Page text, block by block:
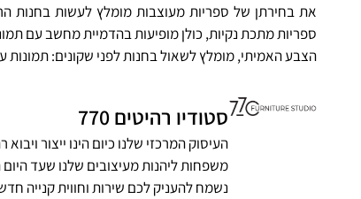
את בחירתן של ספריות מעוצבות מומלץ לעשות בחנות
ספריות מתכת נקיות, כולן מופיעות בהדמיית מחשב עם
הצבע האמיתי, מומלץ לשאול בחנות לפני שקונים: תמונות
סטודיו רהיטים 770
העיסוק המרכזי שלנו כיום הינו ייצור
משפחות ליהנות מעיצובים שלנו שעד היום
נשמח להעניק לכם שירות וחווית קנייה